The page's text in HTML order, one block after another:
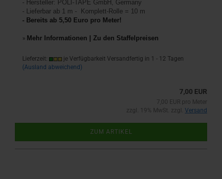
- Hersteller: POLI-TAPE GmbH, Germany
- Lieferbar ab 1 m - Komplett-Rolle = 10 m
- Bereits ab 5,50 Euro pro Meter!
» Mehr Informationen | Zu den Staffelpreisen
Lieferzeit:
je Verfügbarkeit Versandfertig in 1 - 12 Tagen
(Ausland abweichend)
7,00 EUR
7,00 EUR pro Meter
zzgl. 19% MwSt. zzgl. Versand
ZUM ARTIKEL